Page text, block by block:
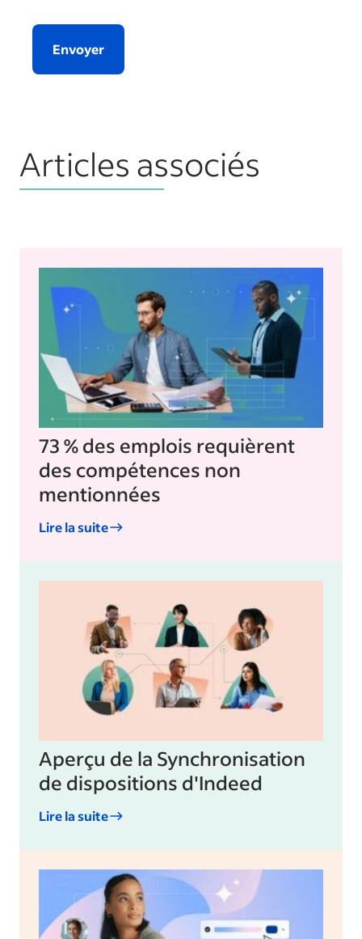
Envoyer
Articles associés
73 % des emplois requièrent
des compétences non
mentionnées
Lire la suite
Aperçu de la Synchronisation
de dispositions d'Indeed
Lire la suite